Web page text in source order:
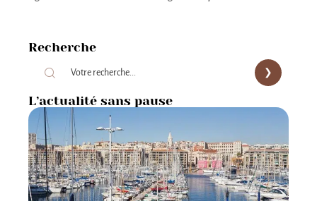
Recherche
L’actualité sans pause